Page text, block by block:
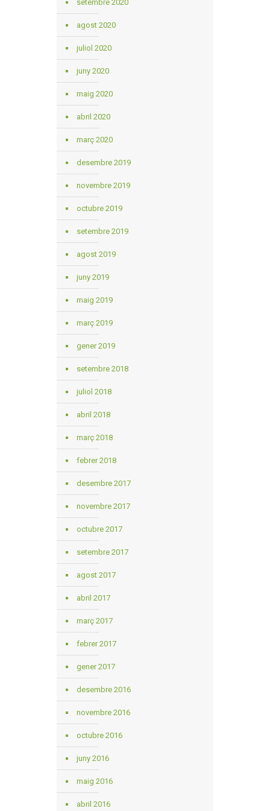
setembre 2020
agost 2020
juliol 2020
juny 2020
maig 2020
abril 2020
març 2020
desembre 2019
novembre 2019
octubre 2019
setembre 2019
agost 2019
juny 2019
maig 2019
març 2019
gener 2019
setembre 2018
juliol 2018
abril 2018
març 2018
febrer 2018
desembre 2017
novembre 2017
octubre 2017
setembre 2017
agost 2017
abril 2017
març 2017
febrer 2017
gener 2017
desembre 2016
novembre 2016
octubre 2016
juny 2016
maig 2016
abril 2016